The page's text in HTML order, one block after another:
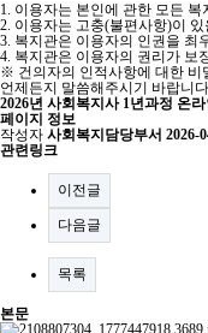
1. 이용자는 본인에 관한 모든
2. 이용자는 고충(불편사항)이
3. 복지관은 이용자의 인권을 최
4. 복지관은 이용자의 권리가 보
※ 건의자의 인적사항에 대한 비
언제든지 말씀해주시기 바랍니
2026년 사회복지사 1년과정 온
페이지 정보
작성자 사회복지담당부서 2026-
관련링크
이전글
다음글
목록
본문